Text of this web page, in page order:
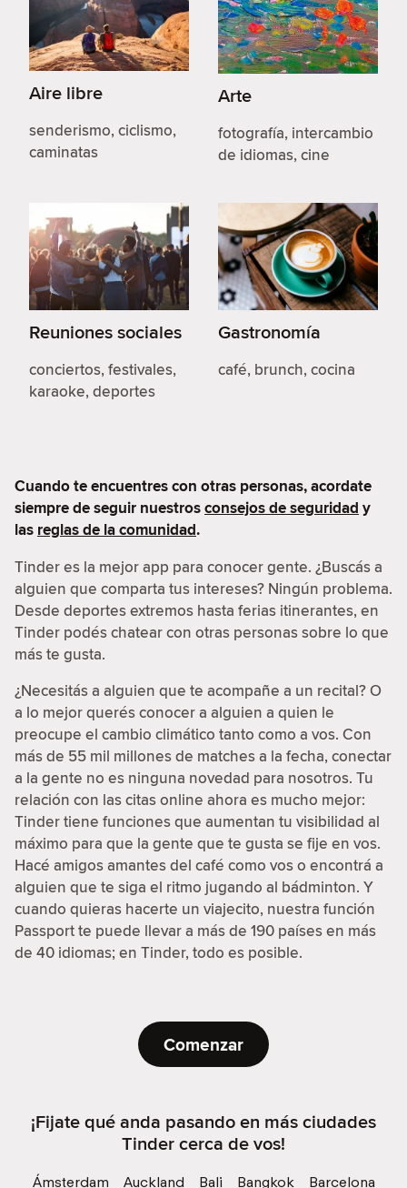
Aire libre
senderismo, ciclismo,
caminatas
Arte
fotografía, intercambio
de idiomas, cine
Reuniones sociales
conciertos, festivales,
karaoke, deportes
Gastronomía
café, brunch, cocina
Cuando te encuentres con otras personas, acordate
siempre de seguir nuestrosconsejos de seguridad y
las reglas de la comunidad.
Tinder es la mejor app para conocer gente. ¿Buscás a
alguien que comparta tus intereses? Ningún problema.
Desde deportes extremos hasta ferias itinerantes, en
Tinder podés chatear con otras personas sobre lo que
más te gusta.
¿Necesitás a alguien que te acompañe a un recital? O
a lo mejor querés conocer a alguien a quien le
preocupe el cambio climático tanto como a vos. Con
más de 55 mil millones de matches a la fecha, conectar
a la gente no es ninguna novedad para nosotros. Tu
relación con las citas online ahora es mucho mejor:
Tinder tiene funciones que aumentan tu visibilidad al
máximo para que la gente que te gusta se fije en vos.
Hacé amigos amantes del café como vos o encontrá a
alguien que te siga el ritmo jugando al bádminton. Y
cuando quieras hacerte un viajecito, nuestra función
Passport te puede llevar a más de 190 países en más
de 40 idiomas; en Tinder, todo es posible.
Comenzar
¡Fijate qué anda pasando en más ciudades
Tinder cerca de vos!
Ámsterdam Auckland Bali Bangkok
Barcelona